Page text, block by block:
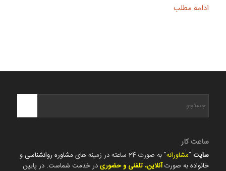
ادامه مطلب
ساعت کار
سایت"مشاورانه" به صورت 24 ساعته در زمینه های مشاوره روانشناسی و
خانوادهبه صورتآنلاین، تلفنی و حضوریدر خدمت شماست. در پایین